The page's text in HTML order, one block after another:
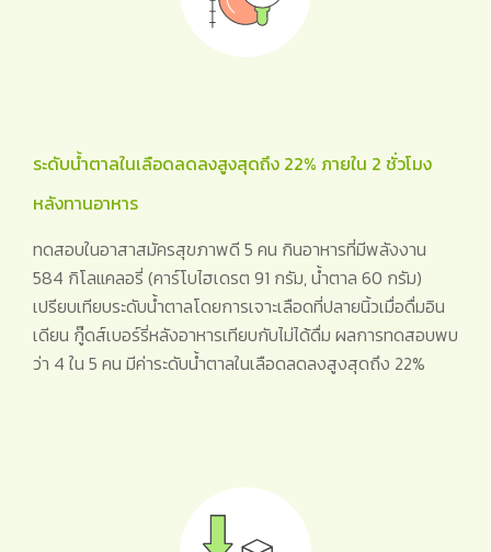
ระดับน้ำตาลในเลือดลดลงสูงสุดถึง 22% ภายใน 2 ชั่วโมง
หลังทานอาหาร
ทดสอบในอาสาสมัครสุขภาพดี 5 คน กินอาหารที่มีพลังงาน
584 กิโลแคลอรี่ (คาร์โบไฮเดรต 91 กรัม, น้ำตาล 60 กรัม)
เปรียบเทียบระดับน้ำตาลโดยการเจาะเลือดที่ปลายนิ้วเมื่อดื่มอิน
เดียน กู๊ดส์เบอร์รี่หลังอาหารเทียบกับไม่ได้ดื่ม ผลการทดสอบพบ
ว่า 4 ใน 5 คน มีค่าระดับน้ำตาลในเลือดลดลงสูงสุดถึง 22%